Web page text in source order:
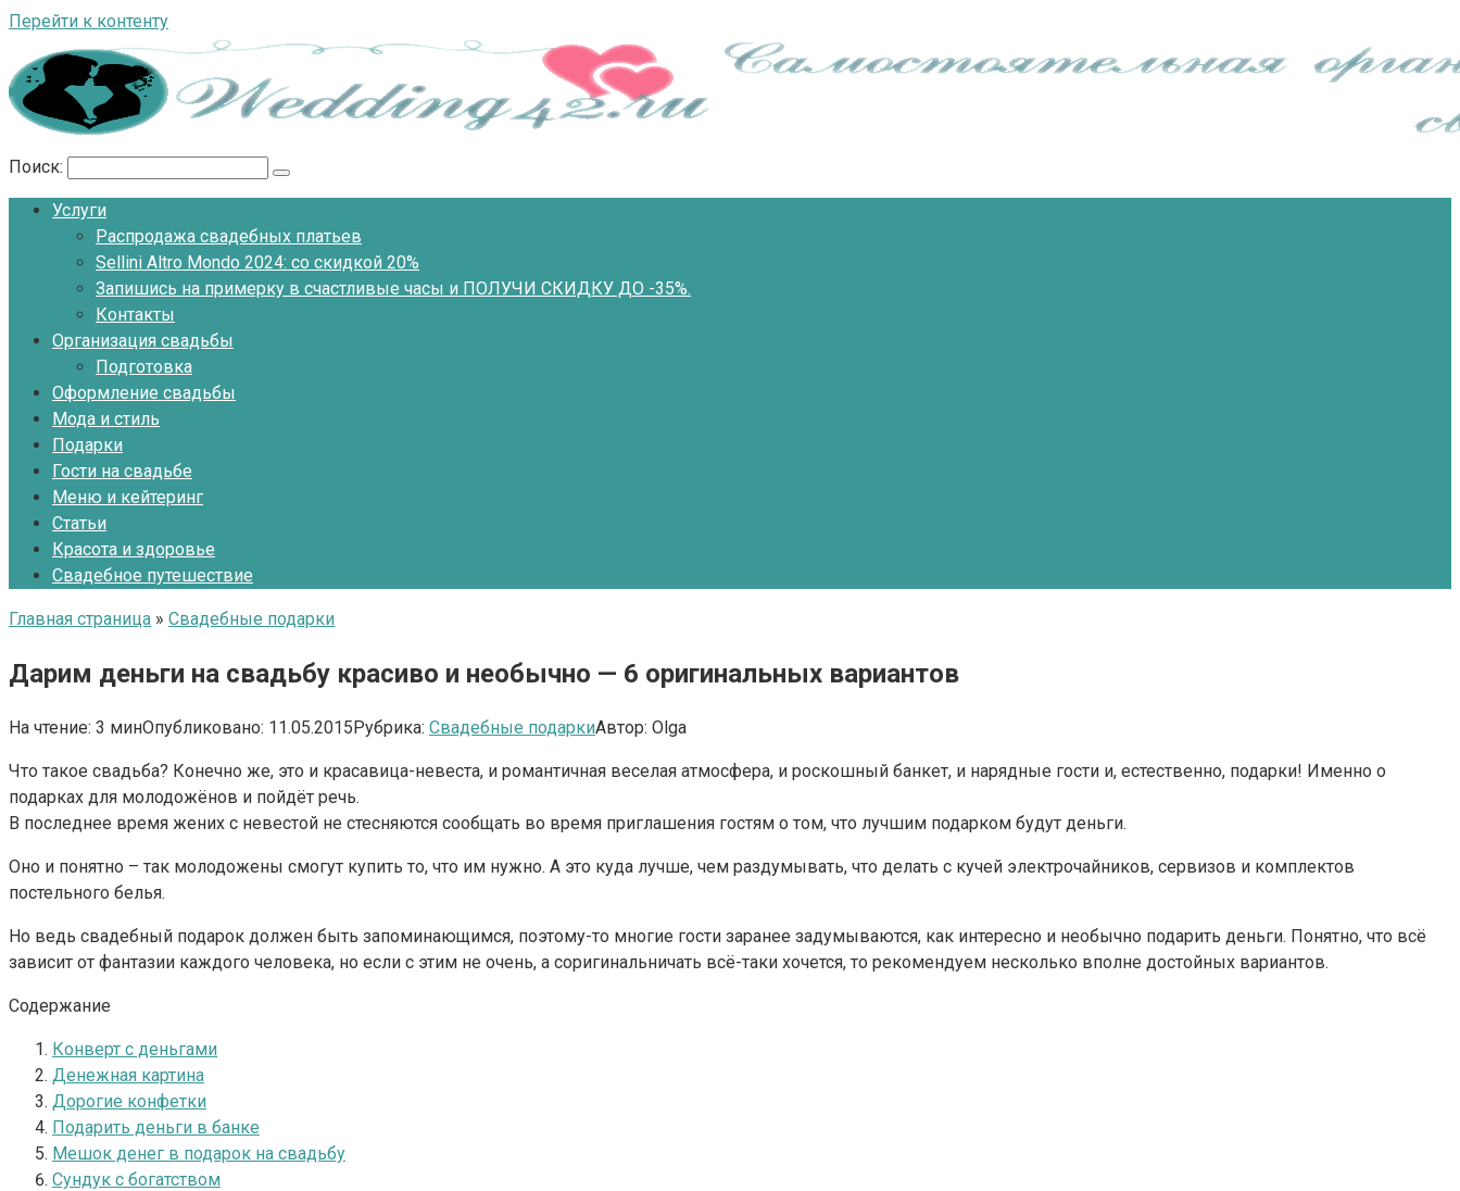
Перейти к контенту
Поиск:
Услуги
Распродажа свадебных платьев
Sellini Altro Mondo 2024: со скидкой 20%
Запишись на примерку в счастливые часы и ПОЛУЧИ СКИДКУ ДО -35%.
Контакты
Организация свадьбы
Подготовка
Оформление свадьбы
Мода и стиль
Подарки
Гости на свадьбе
Меню и кейтеринг
Статьи
Красота и здоровье
Свадебное путешествие
Главная страница » Свадебные подарки
Дарим деньги на свадьбу красиво и необычно — 6 оригинальных вариантов
На чтение: 3 минОпубликовано: 11.05.2015Рубрика: Свадебные подаркиАвтор: Olga
Что такое свадьба? Конечно же, это и красавица-невеста, и романтичная веселая атмосфера, и роскошный банкет, и нарядные гости и, естественно, подарки! Именно о
подарках для молодожёнов и пойдёт речь.
В последнее время жених с невестой не стесняются сообщать во время приглашения гостям о том, что лучшим подарком будут деньги.
Оно и понятно – так молодожены смогут купить то, что им нужно. А это куда лучше, чем раздумывать, что делать с кучей электрочайников, сервизов и комплектов
постельного белья.
Но ведь свадебный подарок должен быть запоминающимся, поэтому-то многие гости заранее задумываются, как интересно и необычно подарить деньги. Понятно, что всё
зависит от фантазии каждого человека, но если с этим не очень, а соригинальничать всё-таки хочется, то рекомендуем несколько вполне достойных вариантов.
Содержание
Конверт с деньгами
Денежная картина
Дорогие конфетки
Подарить деньги в банке
Мешок денег в подарок на свадьбу
Сундук с богатством